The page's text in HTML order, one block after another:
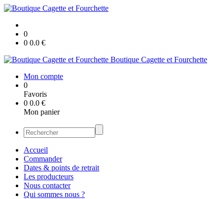
0
0 0.0 €
Boutique Cagette et Fourchette
Mon compte
0
Favoris
0 0.0 €
Mon panier
Accueil
Commander
Dates & points de retrait
Les producteurs
Nous contacter
Qui sommes nous ?